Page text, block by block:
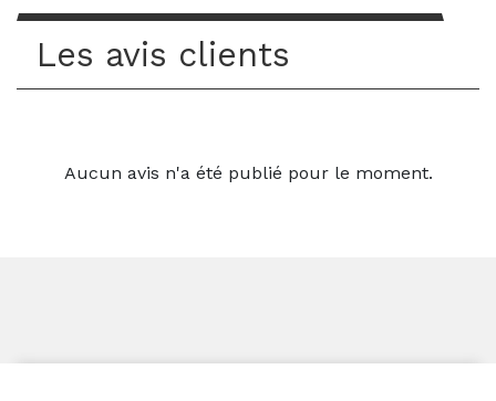
Les avis clients
Aucun avis n'a été publié pour le moment.